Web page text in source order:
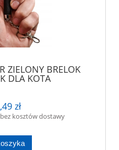
ZIELONY BRELOK
DLA KOTA
zł
kosztów dostawy